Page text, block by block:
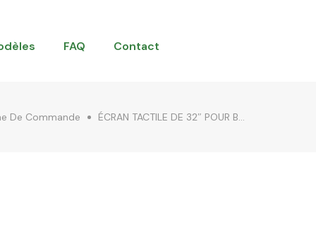
FAQ Contact
De Commande ÉCRAN TACTILE DE 32″ POUR BORNE DE COMMANDE ET PAIEMENT